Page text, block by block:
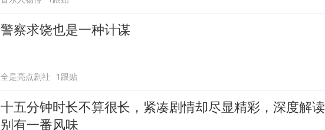
警察求饶也是一种计谋
全是亮点剧社 1跟贴
十五分钟时长不算很长，紧凑剧情却尽显精彩，深度解读
别有一番风味